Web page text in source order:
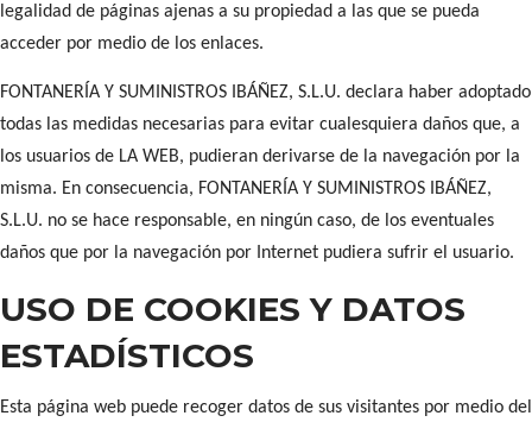
legalidad de páginas ajenas a su propiedad a las que se pueda
acceder por medio de los enlaces.
FONTANERÍA Y SUMINISTROS IBÁÑEZ, S.L.U. declara haber adoptado
todas las medidas necesarias para evitar cualesquiera daños que, a
los usuarios de LA WEB, pudieran derivarse de la navegación por la
misma. En consecuencia, FONTANERÍA Y SUMINISTROS IBÁÑEZ,
S.L.U. no se hace responsable, en ningún caso, de los eventuales
daños que por la navegación por Internet pudiera sufrir el usuario.
USO DE COOKIES Y DATOS
ESTADÍSTICOS
Esta página web puede recoger datos de sus visitantes por medio del